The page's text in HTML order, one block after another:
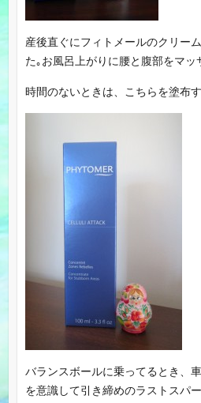
産後直ぐにフィトメールのクリー
た｡お風呂上がりに腰と腹部をマッ
時間のないときは、こちらを塗布す
バランスボールに乗ってるとき、
を意識して引き締めのラストスパー